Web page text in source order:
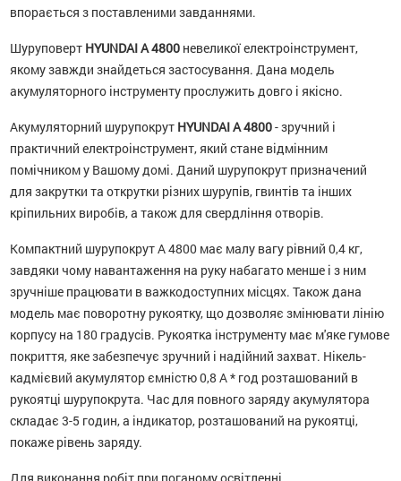
впорається з поставленими завданнями.
Шуруповерт HYUNDAI A 4800 невеликої електроінструмент,
якому завжди знайдеться застосування. Дана модель
акумуляторного інструменту прослужить довго і якісно.
Акумуляторний шурупокрут HYUNDAI A 4800- зручний і
практичний електроінструмент, який стане відмінним
помічником у Вашому домі. Даний шурупокрут призначений
для закрутки та открутки різних шурупів, гвинтів та інших
кріпильних виробів, а також для свердління отворів.
Компактний шурупокрут A 4800 має малу вагу рівний 0,4 кг,
завдяки чому навантаження на руку набагато менше і з ним
зручніше працювати в важкодоступних місцях. Також дана
модель має поворотну рукоятку, що дозволяє змінювати лінію
корпусу на 180 градусів. Рукоятка інструменту має м'яке гумове
покриття, яке забезпечує зручний і надійний захват. Нікель-
кадмієвий акумулятор ємністю 0,8 А * год розташований в
рукоятці шурупокрута. Час для повного заряду акумулятора
складає 3-5 годин, а індикатор, розташований на рукоятці,
покаже рівень заряду.